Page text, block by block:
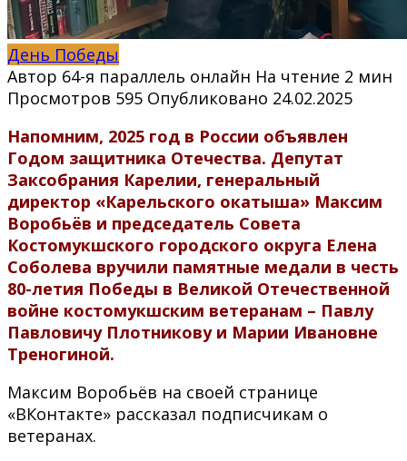
День Победы
Автор 64-я параллель онлайн На чтение 2 мин
Просмотров 595 Опубликовано 24.02.2025
Напомним, 2025 год в России объявлен
Годом защитника Отечества. Депутат
Заксобрания Карелии, генеральный
директор «Карельского окатыша» Максим
Воробьёв и председатель Совета
Костомукшского городского округа Елена
Соболева вручили памятные медали в честь
80-летия Победы в Великой Отечественной
войне костомукшским ветеранам – Павлу
Павловичу Плотникову и Марии Ивановне
Треногиной.
Максим Воробьёв на своей странице
«ВКонтакте» рассказал подписчикам о
ветеранах.